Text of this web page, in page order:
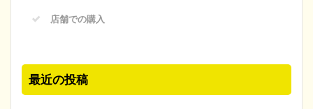
店舗での購入
最近の投稿